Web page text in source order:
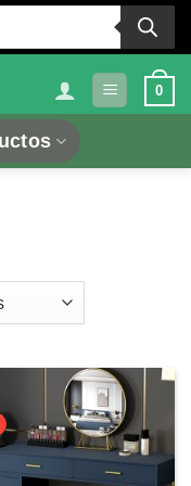
0